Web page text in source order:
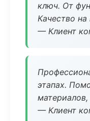
ключ. От
Качество на
— Клиент
этапах.
— Клиент